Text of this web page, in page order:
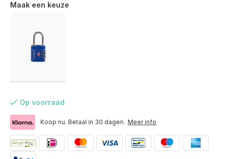
Maak een keuze
Op voorraad
Koop nu. Betaal in 30 dagen. Meer info